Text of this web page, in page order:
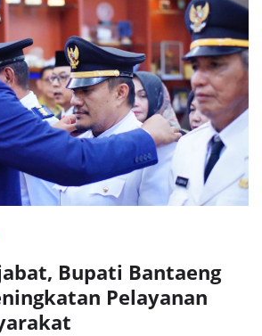
Bupati Bantaeng
Pelayanan